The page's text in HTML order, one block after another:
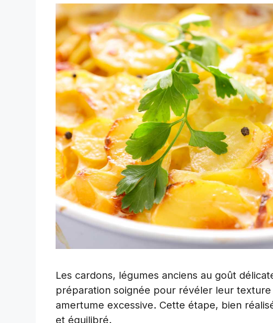
Les cardons, légumes anciens au goût
préparation soignée pour révéler leur
amertume excessive. Cette étape, bien
et équilibré.